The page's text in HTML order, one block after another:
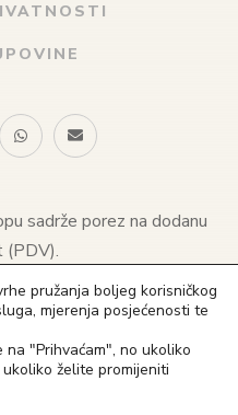
sadrže porez na dodanu
(PDV).
Sva prava pridržana
823
823
pružanja boljeg korisničkog
mjerenja posjećenosti te
"Prihvaćam", no ukoliko
želite promijeniti